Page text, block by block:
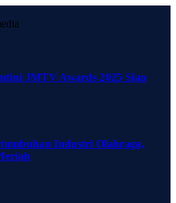
JMTV Awards 2025 Siap
Industri Olahraga,